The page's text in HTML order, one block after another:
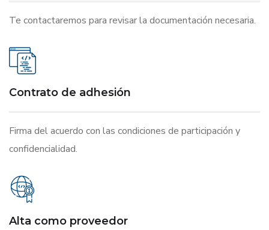
Te contactaremos para revisar la documentación necesaria.
Contrato de adhesión
Firma del acuerdo con las condiciones de participación y
confidencialidad.
Alta como proveedor